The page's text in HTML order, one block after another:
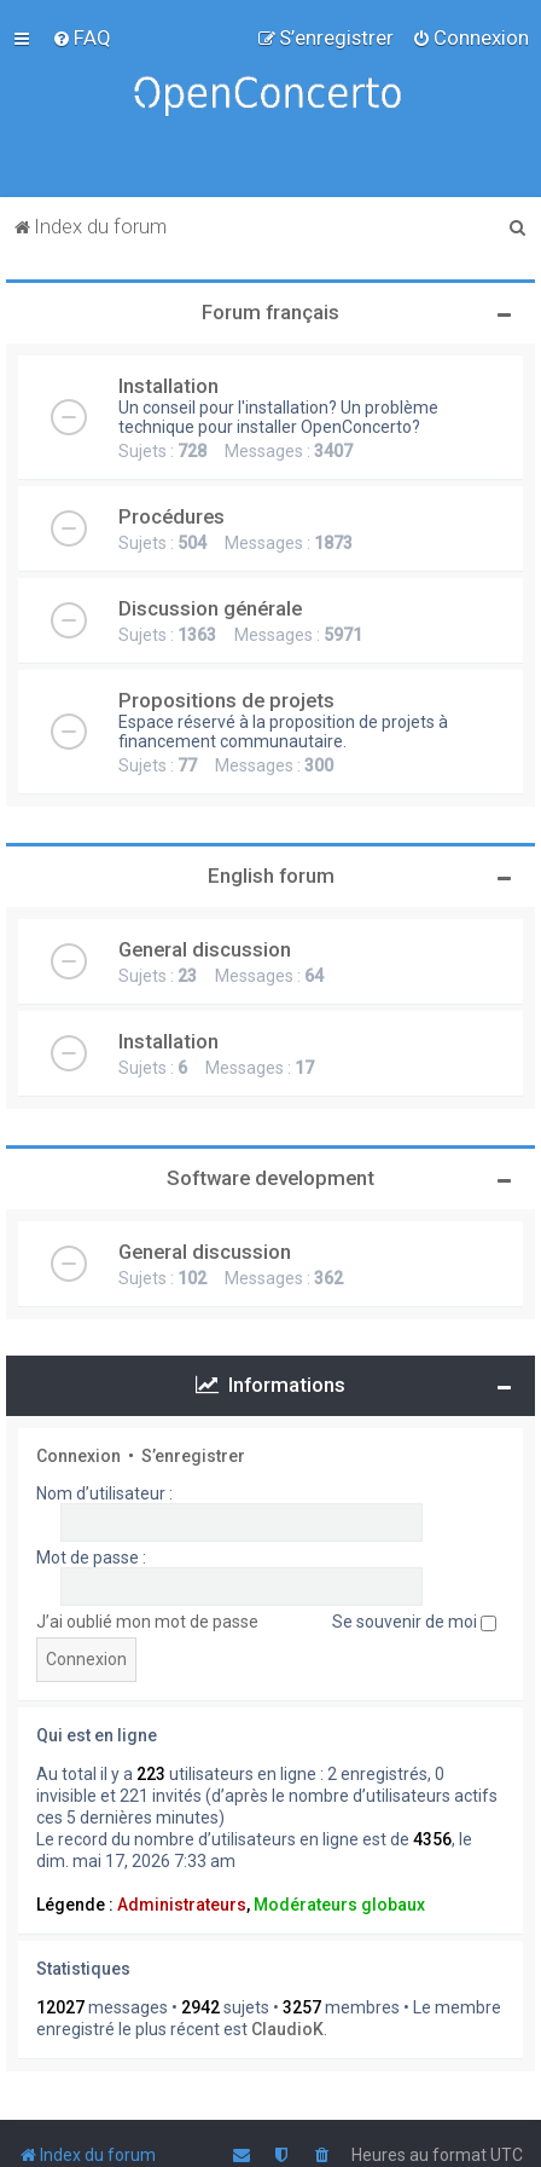
FAQ Connexion
S’enregistrer
Index du forum
Forum français
Installation
Un conseil pour l'installation? Un problème
technique pour installer OpenConcerto?
Sujets : 728 Messages : 3407
Procédures
Sujets : 504Messages : 1873
Discussion générale
Sujets : 1363 Messages : 5971
Propositions de projets
Espace réservé à la proposition de projets à
financement communautaire.
Sujets : 77Messages : 300
English forum
General discussion
Sujets : 23 Messages : 64
Installation
Sujets : 6 Messages : 17
Software development
General discussion
Sujets : 102Messages : 362
Informations
Connexion • S’enregistrer
Nom d’utilisateur :
Mot de passe :
J’ai oublié mon mot de passe Se souvenir de moi
Qui est en ligne
Au total il y a 223 utilisateurs en ligne : 2 enregistrés, 0
invisible et 221 invités (d’après le nombre d’utilisateurs actifs
ces 5 dernières minutes)
Le record du nombre d’utilisateurs en ligne est de 4356, le
dim. mai 17, 2026 7:33 am
Légende : Administrateurs, Modérateurs globaux
Statistiques
12027messages • 2942sujets • 3257membres • Le membre
enregistré le plus récent est ClaudioK
Index du forum Heures au formatUTC